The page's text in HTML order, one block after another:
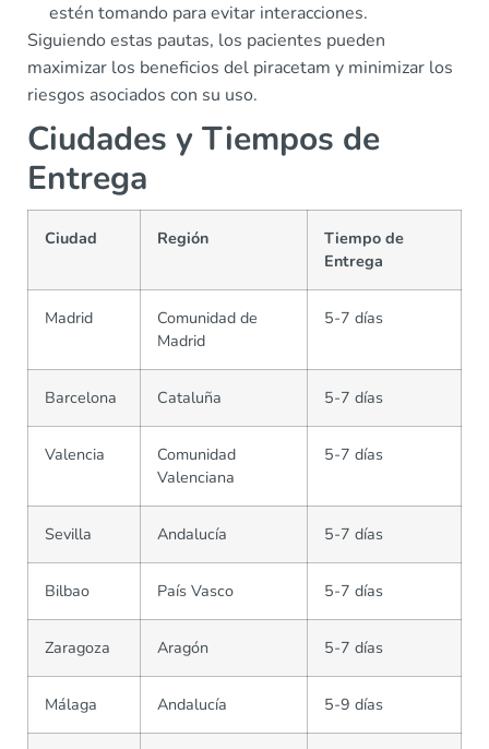
estén tomando para evitar interacciones.
Siguiendo estas pautas, los pacientes pueden
maximizar los beneficios del piracetam y minimizar los
riesgos asociados con su uso.
Ciudades y Tiempos de
Entrega
Ciudad Región
Tiempo de
Entrega
Madrid
Comunidad de
Madrid
5-7 días
Barcelona Cataluña 5-7 días
Valencia
Comunidad
Valenciana
5-7 días
Sevilla Andalucía 5-7 días
Bilbao País Vasco 5-7 días
Zaragoza Aragón 5-7 días
Málaga Andalucía 5-9 días